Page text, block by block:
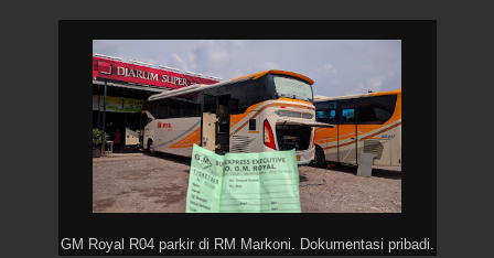
GM Royal R04 parkir di RM Markoni. Dokumentasi pribadi.